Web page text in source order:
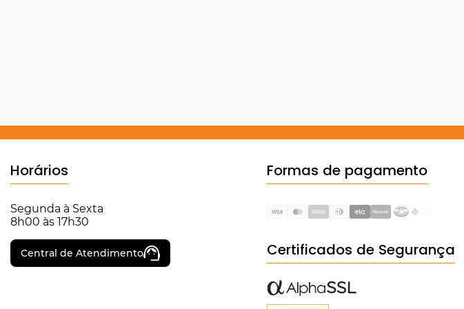
Horários
Segunda à Sexta
8h00 às 17h30
Central de Atendimento
Formas de pagamento
Certificados de Segurança